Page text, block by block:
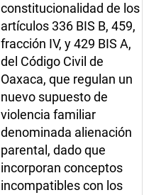
constitucionalidad de los
artículos 336 BIS B, 459,
fracción IV, y 429 BIS A,
del Código Civil de
Oaxaca, que regulan un
nuevo supuesto de
violencia familiar
denominada alienación
parental, dado que
incorporan conceptos
incompatibles con los